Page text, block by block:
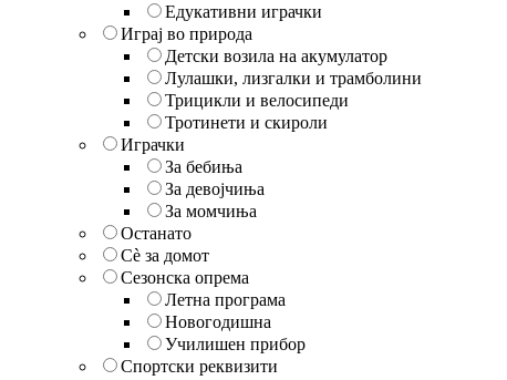
Едукативни играчки
Играј во природа
Детски возила на акумулатор
Лулашки, лизгалки и трамболини
Трицикли и велосипеди
Тротинети и скироли
Играчки
За бебиња
За девојчиња
За момчиња
Останато
Сè за домот
Сезонска опрема
Летна програма
Новогодишна
Училишен прибор
Спортски реквизити